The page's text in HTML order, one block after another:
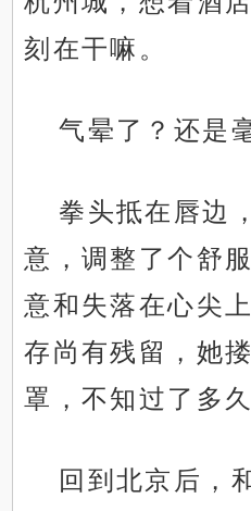
刻在干嘛。
气晕了？还是
拳头抵在唇边
意，调整了个舒
意和失落在心尖
存尚有残留，她
罩，不知过了多
回到北京后，